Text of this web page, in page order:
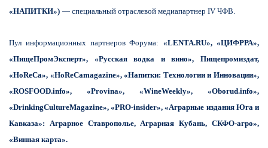
«НАПИТКИ») — специальный отраслевой медиапартнер IV ЧФВ.
Пул информационных партнеров Форума:
«LENTA.RU», «ЦИФРРА»,
«ПищеПромЭксперт», «Русская водка и вино», Пищепромиздат,
«HoReCа», «HoReCаmagazine», «Напитки: Технологии и Инновации»,
«RОSFOOD.info», «Provina», «WineWeekly», «Oborud.info»,
«DrinkingСultureMagazine», «PRO-insider», «Аграрные издания Юга и
Кавказа»: Аграрное Ставрополье, Аграрная Кубань, СКФО-агро»,
«Винная карта».